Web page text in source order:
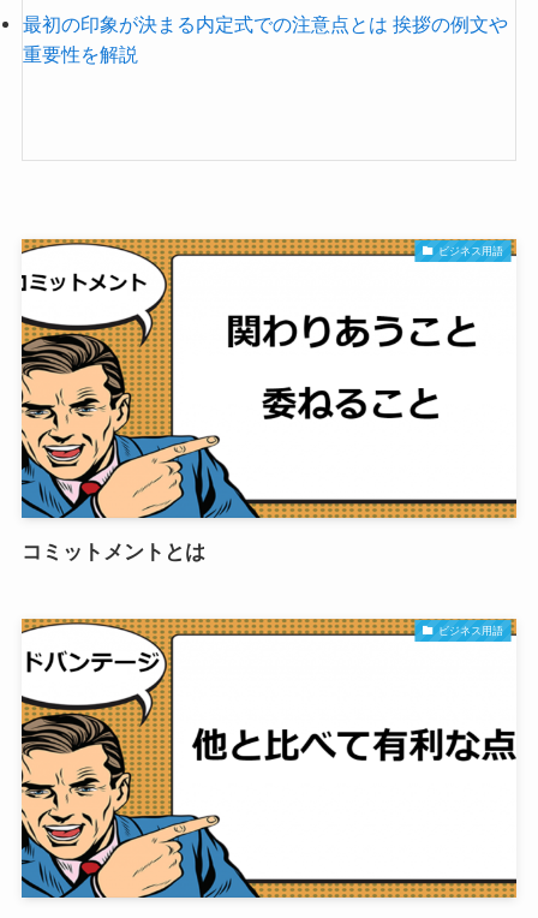
最初の印象が決まる内定式での注意点とは 挨拶の例文や
重要性を解説
ビジネス用語
コミットメントとは
ビジネス用語